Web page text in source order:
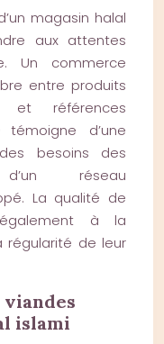
magasin halal
aux attentes
Un commerce
entre produits
et références
témoigne d’une
besoins des
réseau
La qualité de
à la
de leur
islami